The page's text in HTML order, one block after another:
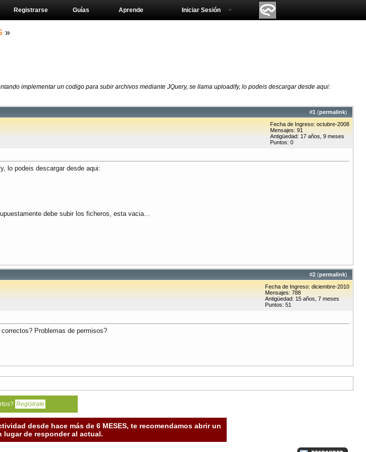
Aprende
Guías
Registrarse Iniciar Sesión
»
implementar un codigo para subir archivos mediante JQuery, se llama uploadify, lo podeis descargar desde aqui:
#1 (permalink)
Fecha de Ingreso: octubre-2008
Mensajes: 91
Antigüedad: 17 años, 9 meses
Puntos: 0
lo podeis descargar desde aqui:
debe subir los ficheros, esta vacia...
#2 (permalink)
Fecha de Ingreso: diciembre-2010
Mensajes: 788
Antigüedad: 15 años, 7 meses
Puntos: 51
Problemas de permisos?
Registrate
desde hace más de 6 MESES, te recomendamos abrir un
lugar de responder al actual.